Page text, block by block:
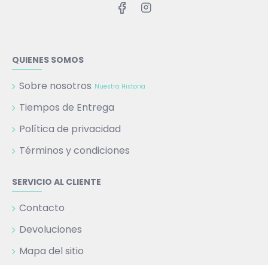
QUIENES SOMOS
Sobre nosotros Nuestra Historia
Tiempos de Entrega
Política de privacidad
Términos y condiciones
SERVICIO AL CLIENTE
Contacto
Devoluciones
Mapa del sitio